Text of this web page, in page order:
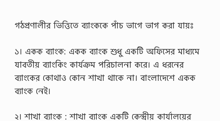
গঠপ্রণালীর ভিত্তিতে ব্যাংককে পাঁচ ভাগে ভাগ করা যায়ঃ
১। একক ব্যাংক: একক ব্যাংক শুধু একটি অফিসের মাধ্যমে
যাবতীয় ব্যাংকিং কার্যক্রম পরিচালনা করে। এ ধরনের
ব্যাংকের কোথাও কোন শাখা থাকে না। বাংলাদেশে একক
ব্যাংক নেই।
২। শাখা ব্যাংক : শাখা ব্যাংক একটি কেন্দ্রীয় কার্যালয়ের